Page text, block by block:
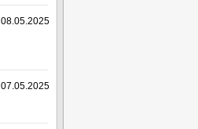
08.05.2025
07.05.2025